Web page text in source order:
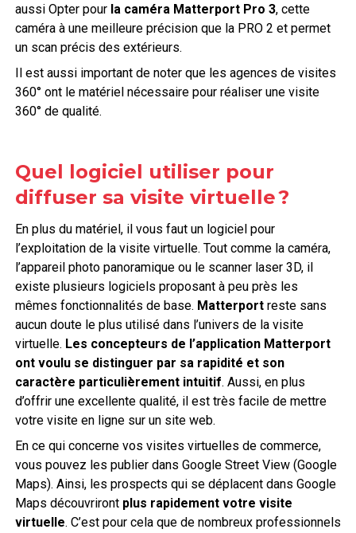
aussi Opter pour la caméra Matterport Pro 3, cette
caméra à une meilleure précision que la PRO 2 et permet
un scan précis des extérieurs.
Il est aussi important de noter que les agences de visites
360° ont le matériel nécessaire pour réaliser une visite
360° de qualité.
Quel logiciel utiliser pour
diffuser sa visite virtuelle ?
En plus du matériel, il vous faut un logiciel pour
l’exploitation de la visite virtuelle. Tout comme la caméra,
l’appareil photo panoramique ou le scanner laser 3D, il
existe plusieurs logiciels proposant à peu près les
mêmes fonctionnalités de base. Matterportreste sans
aucun doute le plus utilisé dans l’univers de la visite
virtuelle. Les concepteurs de l’application Matterport
ont voulu se distinguer par sa rapidité et son
caractère particulièrement intuitif. Aussi, en plus
d’offrir une excellente qualité, il est très facile de mettre
votre visite en ligne sur un site web.
En ce qui concerne vos visites virtuelles de commerce,
vous pouvez les publier dans Google Street View (Google
Maps). Ainsi, les prospects qui se déplacent dans Google
Maps découvriront plus rapidement votre visite
virtuelle. C’est pour cela que de nombreux professionnels